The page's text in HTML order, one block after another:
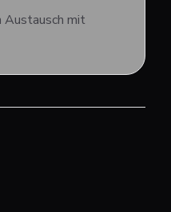
Austausch mit